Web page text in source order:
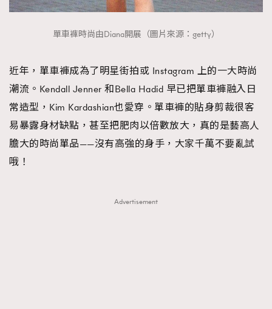
單車褲時尚由Diana開展（圖片來源：getty）
近年，單車褲成為了明星街拍或 Instagram 上的一大時尚
潮流。Kendall Jenner 和Bella Hadid 早已把單車褲融入日
常造型，Kim Kardashian也愛穿。單車褲的貼身剪裁很客
易暴露身材缺點，甚至把肥肉以倍數放大，真的是藝高人
膽大的時尚單品——沒有高強的身手，大家千萬不要亂試
哦！
Advertisement